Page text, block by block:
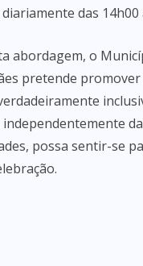
das 14h00
abordagem, o
pretende promover
independentemente
possa sentir-se